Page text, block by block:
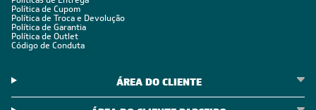
Política de Cupom
Política de Troca e Devolução
Política de Garantia
Política de Outlet
Código de Conduta
ÁREA DO CLIENTE